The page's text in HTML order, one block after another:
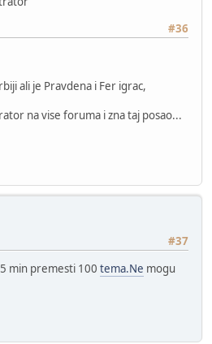
#36
ali je Pravdena i Fer igrac,
na vise foruma i zna taj posao...
#37
min premesti 100 tema.Ne mogu